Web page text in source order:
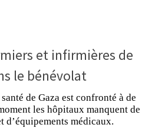
et infirmières de
le bénévolat
de Gaza est confronté à de
les hôpitaux manquent de
d’équipements médicaux.